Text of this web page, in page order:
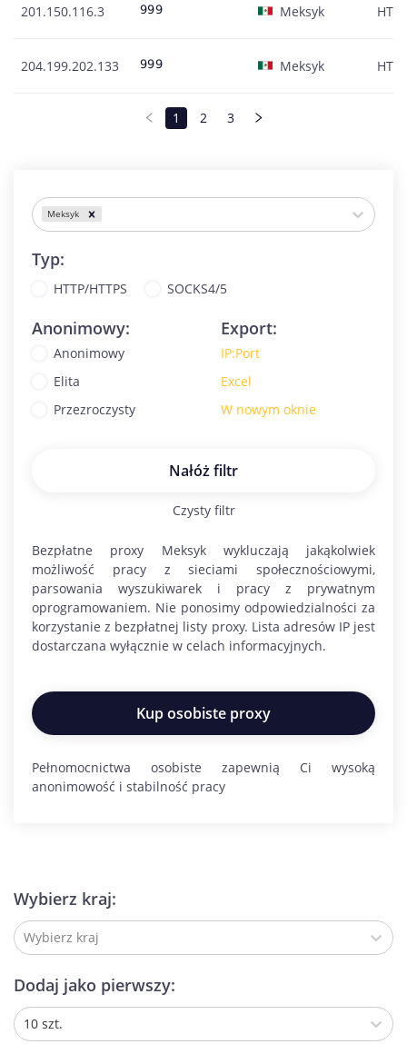
201.150.116.3 Meksyk
204.199.202.133 Meksyk HTTP
1 2 3
Meksyk
Typ:
HTTP/HTTPS SOCKS4/5
Anonimowy:
Anonimowy
Elita
Przezroczysty
Export:
IP:Port
Excel
W nowym oknie
Nałóż filtr
Czysty filtr
Bezpłatne proxy Meksyk
wykluczają jakąkolwiek
możliwość pracy z sieciami społecznościowymi,
parsowania wyszukiwarek i pracy z prywatnym
oprogramowaniem. Nie ponosimy odpowiedzialności za
korzystanie z bezpłatnej listy proxy. Lista adresów IP jest
dostarczana wyłącznie w celach informacyjnych.
Kup osobiste proxy
Pełnomocnictwa osobiste zapewnią Ci wysoką
anonimowość i stabilność pracy
Wybierz kraj:
Wybierz kraj
Dodaj jako pierwszy:
10 szt.